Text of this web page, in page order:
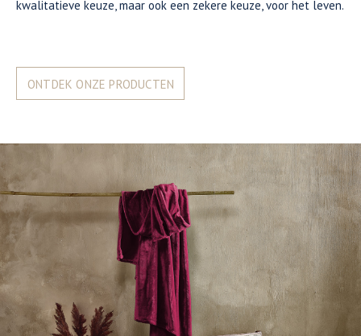
kwalitatieve keuze, maar ook een zekere keuze, voor het leven.
ONTDEK ONZE PRODUCTEN